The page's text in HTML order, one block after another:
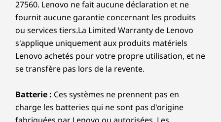
Diffusez,
chargez et
connectez-vous
avec facilité
Maximisez la connectivité avec les
quatre ports USB arrière du PC tour
environnements d'exploitation. Les vitesses réelles varient et
peuvent être inférieures à celles attendues.
Connexion sans fil
WiFi 7* Realtek®RTL8922AE 802.11BE (2 x 2) et
Bluetooth ®
5.4
En option : WiFi 6E** Intel
AX211 802.11AX (2 x 2) et
Bluetooth
5.3
27560. Lenovo ne fait aucune déclaration et ne
fournit aucune garantie concernant les produits
ou services tiers.La Limited Warranty de Lenovo
s'applique uniquement aux produits matériels
Lenovo achetés pour votre propre utilisation, et ne
se transfère pas lors de la revente.
Batterie : Ces systèmes ne prennent pas en
charge les batteries qui ne sont pas d'origine